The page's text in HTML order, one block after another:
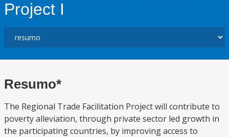
Project I
Resumo*
The Regional Trade Facilitation Project will contribute to
poverty alleviation, through private sector led growth in
the participating countries, by improving access to